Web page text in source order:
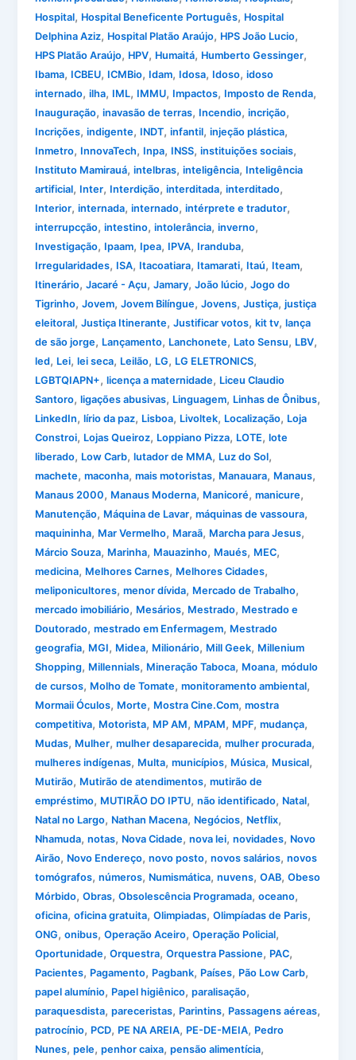
Hospital, Hospital Beneficente Português, Hospital
Delphina Aziz, Hospital Platão Araújo, HPS João Lucio,
HPS Platão Araújo, HPV, Humaitá, Humberto Gessinger,
Ibama, ICBEU, ICMBio, Idam, Idosa, Idoso,idoso
internado,ilha, IML, IMMU, Impactos, Imposto de Renda,
Inauguração,inavasão de terras, Incendio,incrição,
Incrições,indigente, INDT,infantil,injeção plástica,
Inmetro, InnovaTech, Inpa, INSS,instituições sociais,
Instituto Mamirauá,intelbras,inteligência, Inteligência
artificial, Inter, Interdição,interditada,interditado,
Interior,internada,internado,intérprete e tradutor,
interrupcção,intestino,intolerância,inverno,
Investigação, Ipaam, Ipea, IPVA, Iranduba,
Irregularidades, ISA, Itacoatiara, Itamarati, Itaú, Iteam,
Itinerário,Jacaré - Açu,Jamary,João lúcio,Jogo do
Tigrinho,Jovem,Jovem Bilíngue,Jovens,Justiça,justiça
eleitoral,Justiça Itinerante,Justificar votos,kit tv,lança
de são jorge, Lançamento, Lanchonete, Lato Sensu, LBV,
led, Lei,lei seca, Leilão, LG, LG ELETRONICS,
LGBTQIAPN+,licença a maternidade, Liceu Claudio
Santoro,ligações abusivas, Linguagem, Linhas de Ônibus,
LinkedIn,lírio da paz, Lisboa, Livoltek, Localização, Loja
Constroi, Lojas Queiroz, Loppiano Pizza, LOTE,lote
liberado, Low Carb,lutador de MMA, Luz do Sol,
machete,maconha,mais motoristas, Manauara, Manaus,
Manaus 2000, Manaus Moderna, Manicoré,manicure,
Manutenção, Máquina de Lavar,máquinas de vassoura,
maquininha, Mar Vermelho, Maraã, Marcha para Jesus,
Márcio Souza, Marinha, Mauazinho, Maués, MEC,
medicina, Melhores Carnes, Melhores Cidades,
meliponicultores,menor dívida, Mercado de Trabalho,
mercado imobiliário, Mesários, Mestrado, Mestrado e
Doutorado,mestrado em Enfermagem, Mestrado
geografia, MGI, Midea, Milionário, Mill Geek, Millenium
Shopping, Millennials, Mineração Taboca, Moana,módulo
de cursos, Molho de Tomate,monitoramento ambiental,
Mormaii Óculos, Morte, Mostra Cine.Com,mostra
competitiva, Motorista, MP AM, MPAM, MPF,mudança,
Mudas, Mulher,mulher desaparecida,mulher procurada,
mulheres indígenas, Multa,municípios, Música, Musical,
Mutirão, Mutirão de atendimentos,mutirão de
empréstimo, MUTIRÃO DO IPTU,não identificado, Natal,
Natal no Largo, Nathan Macena, Negócios, Netflix,
Nhamuda,notas, Nova Cidade,nova lei,novidades, Novo
Airão, Novo Endereço,novo posto,novos salários,novos
tomógrafos,números, Numismática,nuvens,OAB,Obeso
Mórbido,Obras,Obsolescência Programada,oceano,
oficina,oficina gratuita,Olimpiadas,Olimpíadas de Paris,
ONG,onibus,Operação Aceiro,Operação Policial,
Oportunidade,Orquestra,Orquestra Passione, PAC,
Pacientes, Pagamento, Pagbank, Países, Pão Low Carb,
papel alumínio, Papel higiênico,paralisação,
paraquesdista,pareceristas, Parintins, Passagens aéreas,
patrocínio, PCD, PE NA AREIA, PE-DE-MEIA, Pedro
Nunes,pele,penhor caixa,pensão alimentícia,